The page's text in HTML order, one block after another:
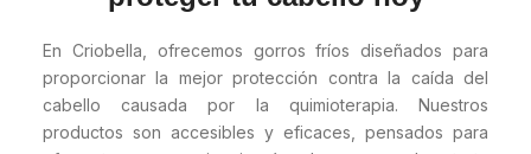
En Criobella, ofrecemos gorros fríos diseñados para
proporcionar la mejor protección contra la caída del
cabello causada por la quimioterapia. Nuestros
productos son accesibles y eficaces, pensados para